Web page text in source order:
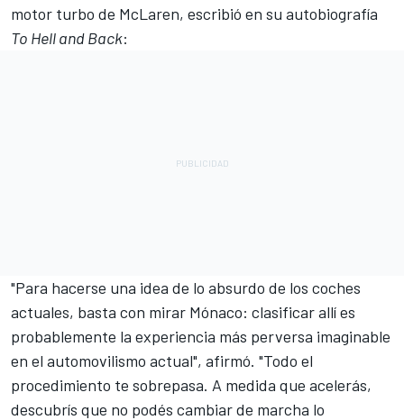
motor turbo de McLaren, escribió en su autobiografía
To Hell and Back:
"Para hacerse una idea de lo absurdo de los coches
actuales, basta con mirar Mónaco: clasificar allí es
probablemente la experiencia más perversa imaginable
en el automovilismo actual", afirmó. "Todo el
procedimiento te sobrepasa. A medida que acelerás,
descubrís que no podés cambiar de marcha lo